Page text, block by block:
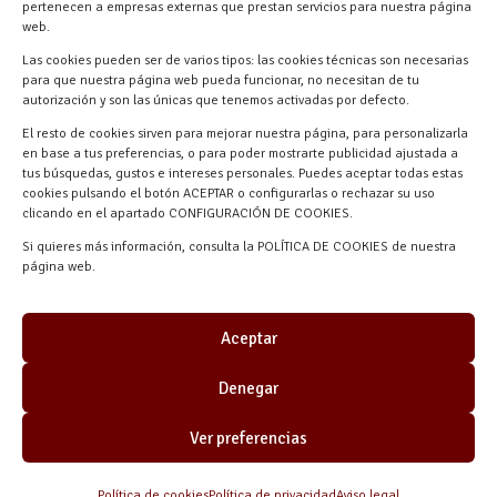
pertenecen a empresas externas que prestan servicios para nuestra página
web.
Las cookies pueden ser de varios tipos: las cookies técnicas son necesarias
para que nuestra página web pueda funcionar, no necesitan de tu
autorización y son las únicas que tenemos activadas por defecto.
El resto de cookies sirven para mejorar nuestra página, para personalizarla
en base a tus preferencias, o para poder mostrarte publicidad ajustada a
tus búsquedas, gustos e intereses personales. Puedes aceptar todas estas
cookies pulsando el botón ACEPTAR o configurarlas o rechazar su uso
clicando en el apartado CONFIGURACIÓN DE COOKIES.
Si quieres más información, consulta la POLÍTICA DE COOKIES de nuestra
página web.
Aceptar
Denegar
Ver preferencias
Navalmanzano, Segovia, ESPAÑA
Desarrollado por